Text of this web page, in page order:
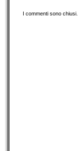
I commenti sono chiusi.